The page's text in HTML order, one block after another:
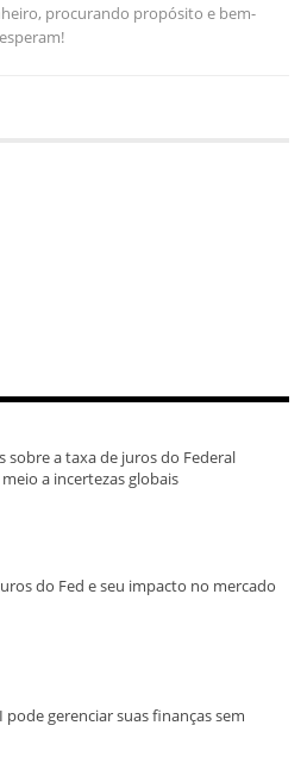
procurando propósito e bem-
sobre a taxa de juros do Federal
a incertezas globais
do Fed e seu impacto no mercado
pode gerenciar suas finanças sem